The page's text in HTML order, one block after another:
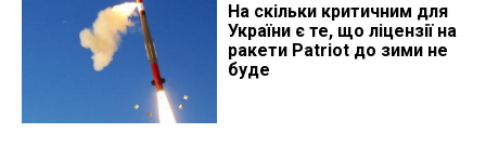
На скільки критичним для
України є те, що ліцензії на
ракети Patriot до зими не
буде